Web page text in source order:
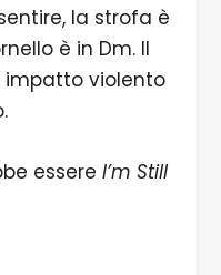
la strofa è
è in Dm. Il
violento
essere I’m Still